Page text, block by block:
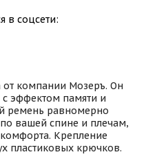
в соцсети:
от компании Мозеръ. Он
с эффектом памяти и
ремень равномерно
по вашей спине и плечам,
Крепление
пластиковых крючков.